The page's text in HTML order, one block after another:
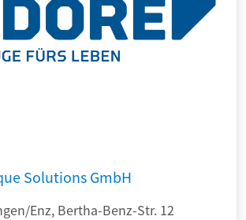
Solutions GmbH
Enz, Bertha-Benz-Str. 12